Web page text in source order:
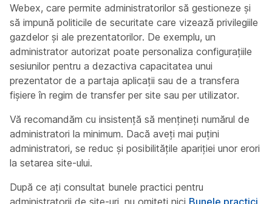
Webex, care permite administratorilor să gestioneze și
să impună politicile de securitate care vizează privilegiile
gazdelor și ale prezentatorilor. De exemplu, un
administrator autorizat poate personaliza configurațiile
sesiunilor pentru a dezactiva capacitatea unui
prezentator de a partaja aplicații sau de a transfera
fișiere în regim de transfer per site sau per utilizator.
Vă recomandăm cu insistență să mențineți numărul de
administratori la minimum. Dacă aveți mai puțini
administratori, se reduc și posibilitățile apariției unor erori
la setarea site-ului.
După ce ați consultat bunele practici pentru
administratorii de site-uri, nu omiteți nici Bunele practici